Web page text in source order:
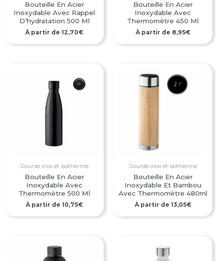
Bouteille En Acier
Inoxydable Avec Rappel
D’hydratation 500 Ml
À partir de 12,70€
Bouteille En Acier
Inoxydable Avec
Thermomètre 450 Ml
À partir de 8,95€
Gourde inox et isotherme
Bouteille En Acier
Inoxydable Avec
Thermomètre 500 Ml
À partir de 10,75€
Gourde inox et isotherme
Bouteille En Acier
Inoxydable Et Bambou
Avec Thermomètre 480ml
À partir de 13,05€